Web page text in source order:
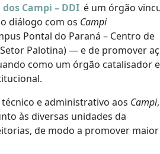
Campi – DDI é um órgão
diálogo com os Campi
Pontal do Paraná – Centro de
Palotina) — e de promover
como um órgão catalisador e
e administrativo aos Campi,
às diversas unidades da
de modo a promover maior